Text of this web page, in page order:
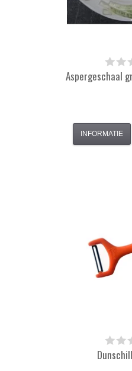
Aspergeschaal
INFORMATIE